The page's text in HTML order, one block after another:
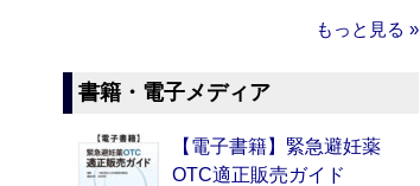
もっと見る »
書籍・電子メディア
【電子書籍】緊急避妊薬
OTC適正販売ガイド